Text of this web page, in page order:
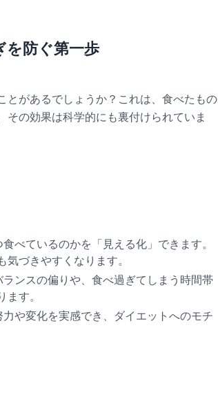
を防ぐ第一歩
とがあるでしょうか？これは、食べたもの
の効果は科学的にも裏付けられていま
べているのかを「見える化」できます。
づきやすくなります。
ンスの偏りや、食べ過ぎてしまう時間帯
す。
や変化を実感でき、ダイエットへのモチ